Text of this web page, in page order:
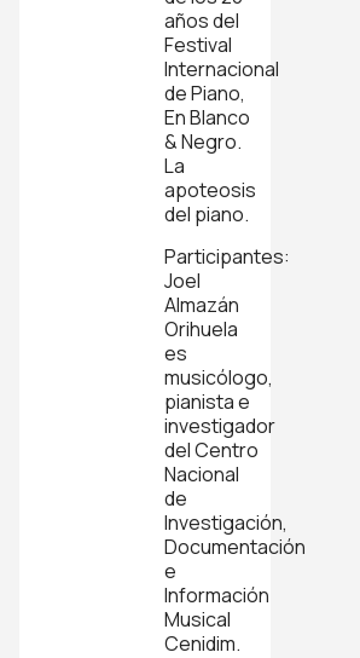
años del
Festival
Internacional
de Piano,
En Blanco
& Negro.
La
apoteosis
del piano.
Participantes:
Joel
Almazán
Orihuela
es
musicólogo,
pianista e
investigador
del Centro
Nacional
de
Investigación,
Documentación
e
Información
Musical
Cenidim.